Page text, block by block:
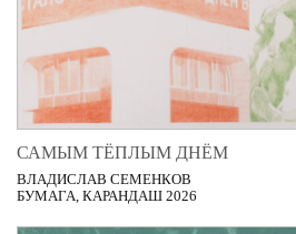
САМЫМ ТЁПЛЫМ ДНЁМ
ВЛАДИСЛАВ СЕМЕНКОВ
БУМАГА, КАРАНДАШ 2026